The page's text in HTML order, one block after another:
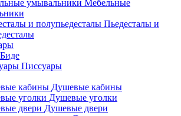
Мебельные
Пьедесталы и
Биде
Писсуары
Душевые кабины
Душевые уголки
Душевые двери